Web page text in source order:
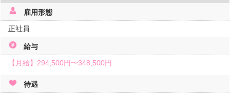
雇用形態
正社員
給与
【月給】294,500円〜348,500円
待遇